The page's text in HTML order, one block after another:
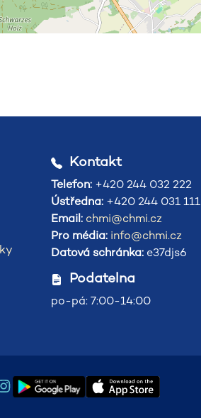
Kontakt
Telefon: +420 244 032 222
Ústředna: +420 244 031 111
Email: chmi@chmi.cz
Pro média: info@chmi.cz
Datová schránka: e37djs6
Podatelna
po-pá: 7:00-14:00